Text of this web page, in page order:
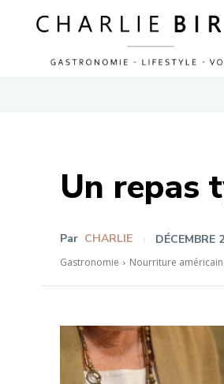
Un repas
Par CHARLIE DÉCEMBRE
Gastronomie Nourriture